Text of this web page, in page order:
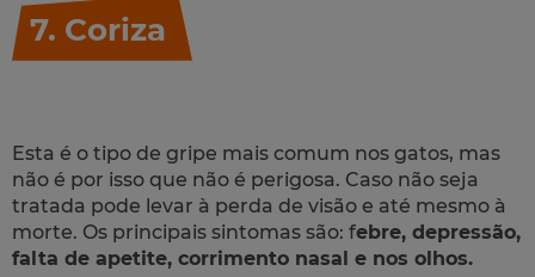
7. Coriza
Esta é o tipo de gripe mais comum nos gatos, mas
não é por isso que não é perigosa. Caso não seja
tratada pode levar à perda de visão e até mesmo à
morte. Os principais sintomas são: febre, depressão,
falta de apetite, corrimento nasal e nos olhos.